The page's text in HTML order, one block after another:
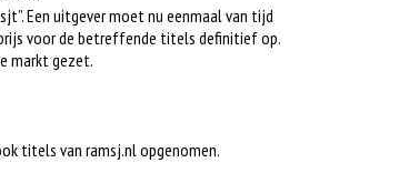
Een uitgever moet nu eenmaal van tijd
voor de betreffende titels definitief op.
markt gezet.
titels van ramsj.nl opgenomen.